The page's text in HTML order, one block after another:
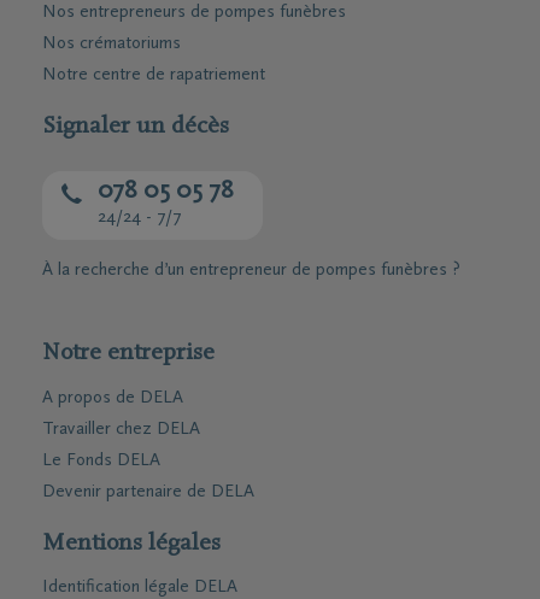
Nos entrepreneurs de pompes funèbres
Nos crématoriums
Notre centre de rapatriement
Signaler un décès
078 05 05 78
24/24 - 7/7
À la recherche d’un entrepreneur de pompes funèbres ?
Notre entreprise
A propos de DELA
Travailler chez DELA
Le Fonds DELA
Devenir partenaire de DELA
Mentions légales
Identification légale DELA